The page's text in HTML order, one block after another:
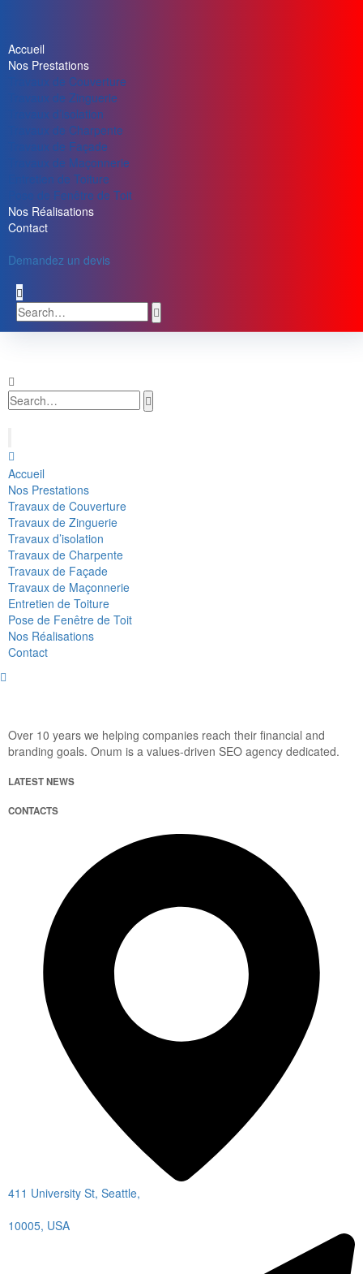
Accueil
Nos Prestations
Travaux de Couverture
Travaux de Zinguerie
Travaux d’isolation
Travaux de Charpente
Travaux de Façade
Travaux de Maçonnerie
Entretien de Toiture
Pose de Fenêtre de Toit
Nos Réalisations
Contact
Demandez un devis
Accueil
Nos Prestations
Travaux de Couverture
Travaux de Zinguerie
Travaux d’isolation
Travaux de Charpente
Travaux de Façade
Travaux de Maçonnerie
Entretien de Toiture
Pose de Fenêtre de Toit
Nos Réalisations
Contact
Over 10 years we helping companies reach their financial and
branding goals. Onum is a values-driven SEO agency dedicated.
LATEST NEWS
CONTACTS
411 University St, Seattle,
10005, USA